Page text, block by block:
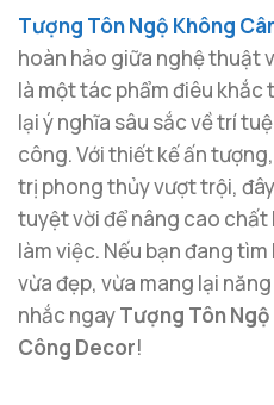
Tượng Tôn Ngộ Không
hoàn hảo giữa nghệ thuật
là một tác phẩm điêu
lại ý nghĩa sâu sắc về trí
công. Với thiết kế ấn
trị phong thủy vượt trội,
tuyệt vời để nâng cao
làm việc. Nếu bạn đang
vừa đẹp, vừa mang lại
nhắc ngayTượng Tôn
Công Decor!